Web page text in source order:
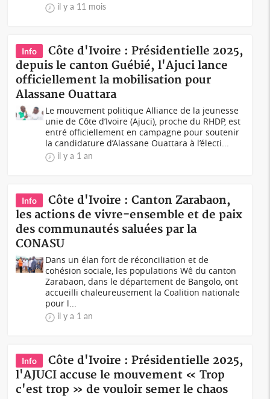
il y a 11 mois
Info
Côte d'Ivoire : Présidentielle 2025,
depuis le canton Guébié, l'Ajuci lance
officiellement la mobilisation pour
Alassane Ouattara
Le mouvement politique Alliance de la jeunesse
unie de Côte d’Ivoire (Ajuci), proche du RHDP, est
entré officiellement en campagne pour soutenir
la candidature d’Alassane Ouattara à l’électi...
il y a 1 an
Info
Côte d'Ivoire : Canton Zarabaon,
les actions de vivre-ensemble et de paix
des communautés saluées par la
CONASU
Dans un élan fort de réconciliation et de
cohésion sociale, les populations Wê du canton
Zarabaon, dans le département de Bangolo, ont
accueilli chaleureusement la Coalition nationale
pour l...
il y a 1 an
Info
Côte d'Ivoire : Présidentielle 2025,
l'AJUCI accuse le mouvement « Trop
c'est trop » de vouloir semer le chaos